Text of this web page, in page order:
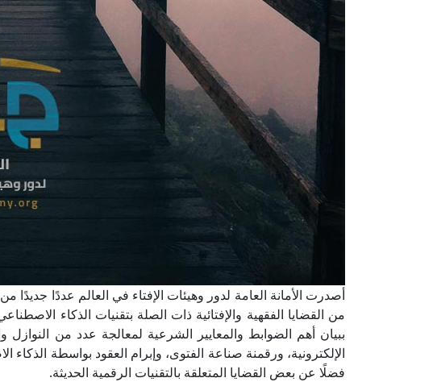
أصدرت الأمانة العامة لدور وهيئات الإفتاء في العالم عددًا
من القضايا الفقهية والإفتائية ذات الصلة بتقنيات الذكاء
ببيان أهم الضوابط والمعايير الشرعية لمعالجة عدد من
الإلكترونية، ورقمنة صناعة الفتوى، وإبرام العقود بواسطة
فضلًا عن بعض القضايا المتعلقة بالتقنيات الرقمية الحديثة.